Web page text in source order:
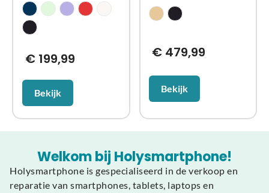
€199,99
Bekijk
€ 479,99
Bekijk
Welkom bij Holysmartphone!
Holysmartphone is gespecialiseerd in de verkoop en
reparatie van smartphones, tablets, laptops en